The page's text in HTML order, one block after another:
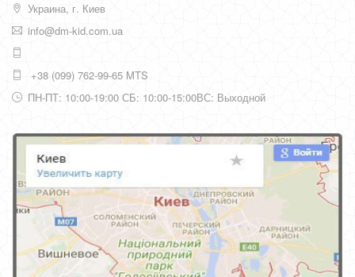
Украина, г. Киев
info@dm-kid.com.ua
+38 (099) 762-99-65 MTS
ПН-ПТ: 10:00-19:00 СБ: 10:00-15:00ВС: Выходной